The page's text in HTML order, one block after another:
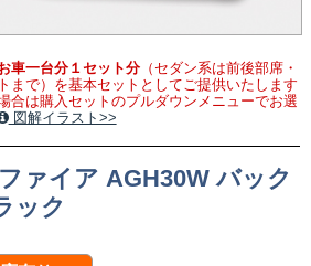
車一台分１セット分（セダン系は前後部席・
まで）を基本セットとしてご提供いたします
合は購入セットのプルダウンメニューでお選
図解イラスト>>
ァイア AGH30W バック
ック